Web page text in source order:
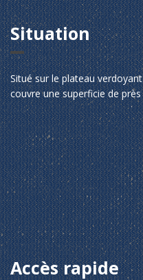
Situation
Situé sur le plateau verdoyant
couvre une superficie de
Accès rapide